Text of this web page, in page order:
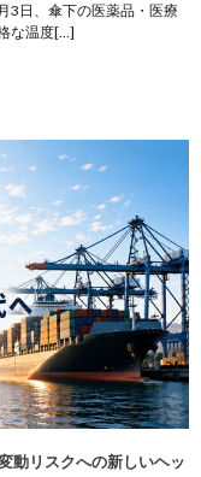
3日、傘下の医薬品・医療
な温度[…]
動リスクへの新しいヘッ